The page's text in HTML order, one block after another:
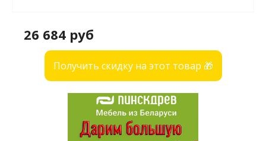
26 684 руб
Получить скидку на этот товар 🎁